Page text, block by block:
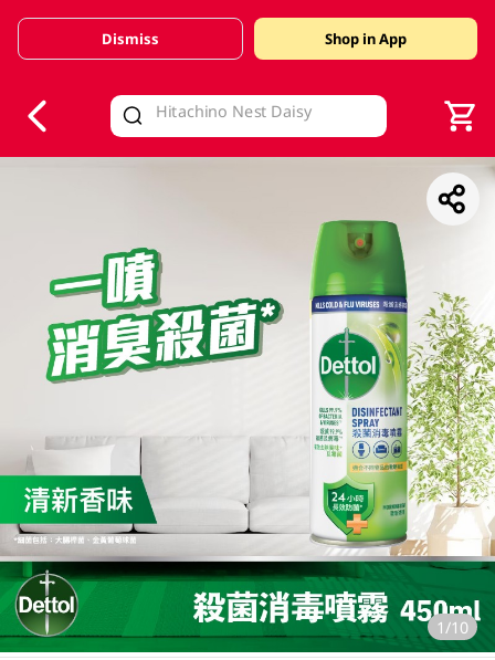
Valid Until 30 June 2026
Dismiss Shop in App
1/10